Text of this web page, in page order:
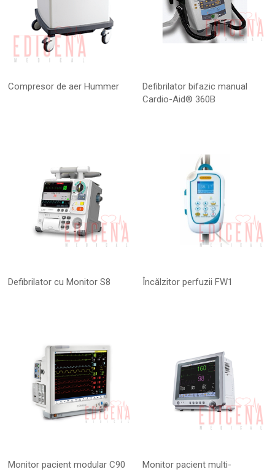
Compresor de aer Hummer
Defibrilator bifazic manual
Cardio-Aid® 360B
Defibrilator cu Monitor S8 Încălzitor perfuzii FW1
Monitor pacient modular C90
Monitor pacient multi-